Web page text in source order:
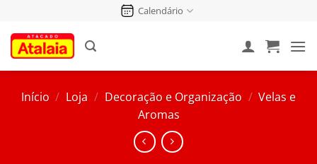
conteúdo
Calendário
Início / Loja / Decoração e Organização / Velas e
Aromas